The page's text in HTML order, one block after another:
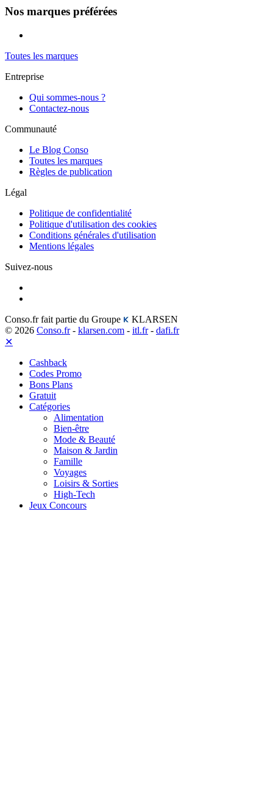
Nos marques préférées
Toutes les marques
Entreprise
Qui sommes-nous ?
Contactez-nous
Communauté
Le Blog Conso
Toutes les marques
Règles de publication
Légal
Politique de confidentialité
Politique d'utilisation des cookies
Conditions générales d'utilisation
Mentions légales
Suivez-nous
Conso.fr fait partie du Groupe
KLARSEN
© 2026 Conso.fr- klarsen.com - itl.fr- dafi.fr
✕
Cashback
Codes Promo
Bons Plans
Gratuit
Catégories
Alimentation
Bien-être
Mode & Beauté
Maison & Jardin
Famille
Voyages
Loisirs & Sorties
High-Tech
Jeux Concours